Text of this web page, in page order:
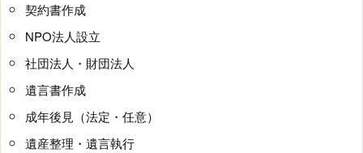
契約書作成
NPO法人設立
社団法人・財団法人
遺言書作成
成年後見（法定・任意）
遺産整理・遺言執行